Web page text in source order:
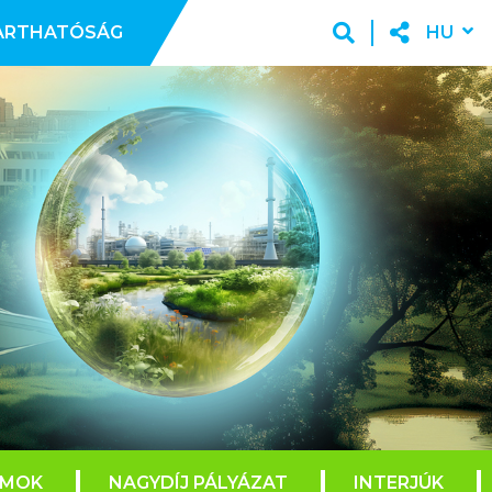
HU
NAGYDÍJ PÁLYÁZAT INTERJÚK